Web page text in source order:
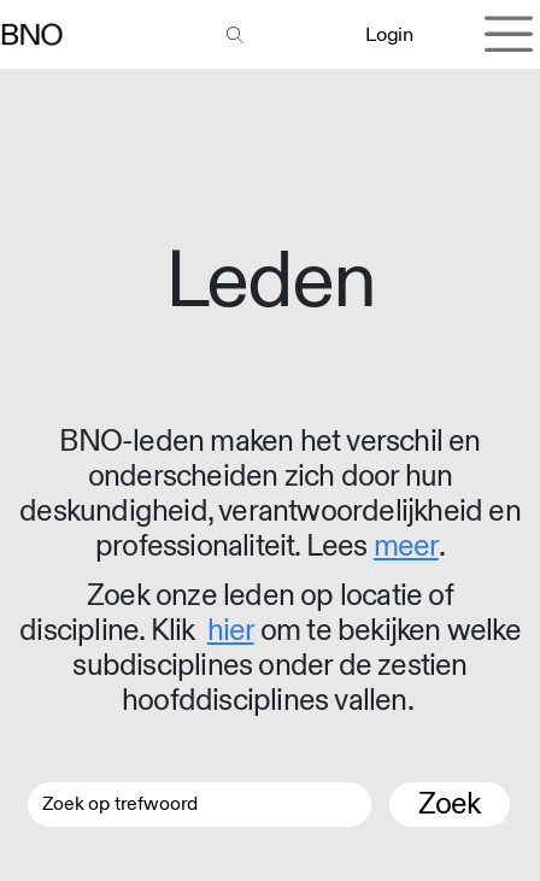
Login
Leden
BNO-leden maken het verschil en
onderscheiden zich door hun
deskundigheid, verantwoordelijkheid en
professionaliteit. Lees meer.
Zoek onze leden op locatie of
discipline. Klik hierom te bekijken welke
subdisciplines onder de zestien
hoofddisciplines vallen.
Zoek